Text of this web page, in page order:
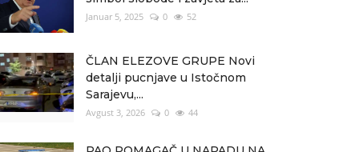
Januar 5, 2025 0 52
ČLAN ELEZOVE GRUPE Novi
detalji pucnjave u Istočnom
Sarajevu,...
Avgust 3, 2026 0 44